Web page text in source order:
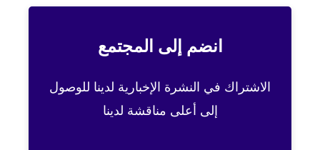
انضم إلى المجتمع
الاشتراك في النشرة الإخبارية لدينا للوصول
إلى أعلى مناقشة لدينا